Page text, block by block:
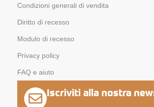
Condizioni generali di vendita
Diritto di recesso
Modulo di recesso
Privacy policy
FAQ e aiuto
Iscriviti alla nostra